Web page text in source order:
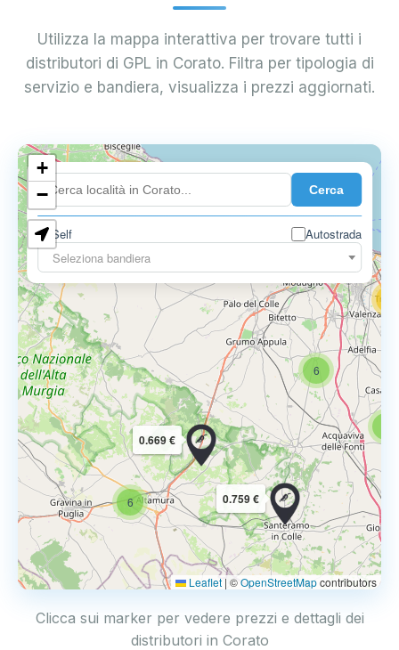
Utilizza la mappa interattiva per trovare tutti i
distributori di GPL in Corato. Filtra per tipologia di
servizio e bandiera, visualizza i prezzi aggiornati.
Cerca
Self
Autostrada
Seleziona bandiera
4
6
6
0.759 €
0.669 €
+
−
Leaflet | ©OpenStreetMapcontributors
Clicca sui marker per vedere prezzi e dettagli dei
distributori in Corato